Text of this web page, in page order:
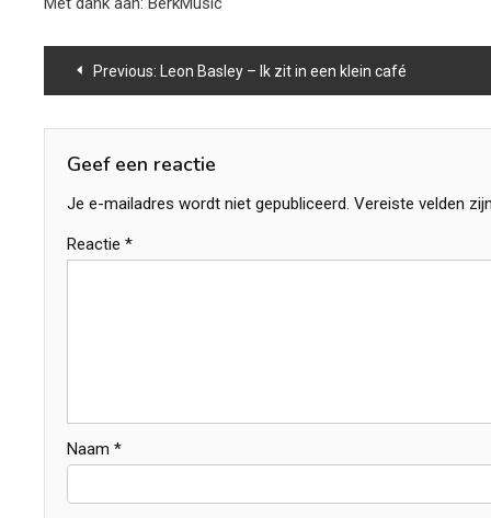
Bericht
navigatie
Previous: Leon Basley – Ik zit in een klein café
Geef een reactie
Je e-mailadres wordt niet gepubliceerd. Vereiste velden
Reactie *
Naam *